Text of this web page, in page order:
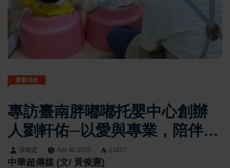
最新消息
專訪臺南胖嘟嘟托嬰中心創辦
人劉軒佑─以愛與專業，陪伴孩
子人生第一步
張噬霆 Apr 30 2025 23827
中華超傳媒 (文/ 黃俊憲)